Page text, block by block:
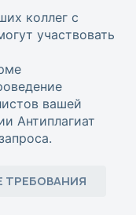
коллег с
участвовать
вашей
Антиплагиат
ТРЕБОВАНИЯ